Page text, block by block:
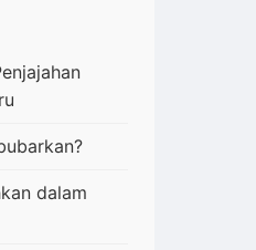
dalam